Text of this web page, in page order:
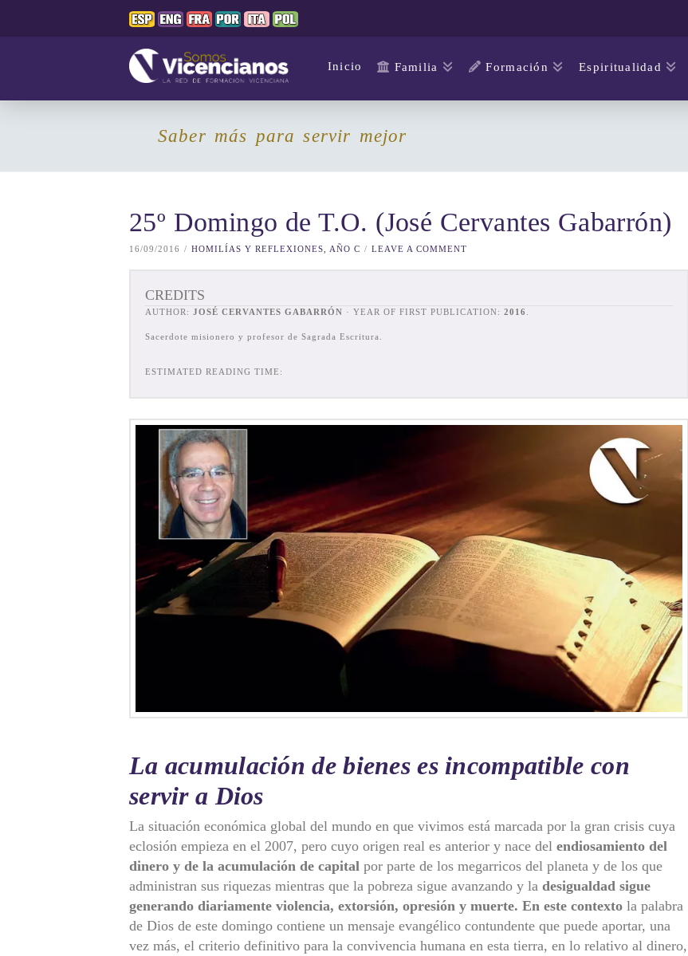
Inicio Familia Formación Espiritualidad
Saber más para servir mejor
25º Domingo de T.O. (José Cervantes Gabarrón)
16/09/2016 HOMILÍAS Y REFLEXIONES, AÑO C LEAVE A COMMENT
CREDITS
AUTHOR: JOSÉ CERVANTES GABARRÓN · YEAR OF FIRST PUBLICATION: 2016
Sacerdote misionero y profesor de Sagrada Escritura.
ESTIMATED READING TIME:
La acumulación de bienes es incompatible con
servir a Dios
La situación económica global del mundo en que vivimos está marcada por la gran crisis cuya
eclosión empieza en el 2007, pero cuyo origen real es anterior y nace del endiosamiento del
dinero y de la acumulación de capital por parte de los megarricos del planeta y de los que
administran sus riquezas mientras que la pobreza sigue avanzando y la desigualdad sigue
generando diariamente violencia, extorsión, opresión y muerte. En este contexto la palabra
de Dios de este domingo contiene un mensaje evangélico contundente que puede aportar, una
vez más, el criterio definitivo para la convivencia humana en esta tierra, en lo relativo al dinero,